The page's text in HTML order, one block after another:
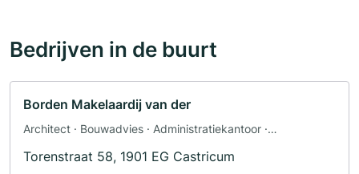
Bedrijven in de buurt
Borden Makelaardij van der
Architect · Bouwadvies · Administratiekantoor ·
Torenstraat 58, 1901 EG Castricum